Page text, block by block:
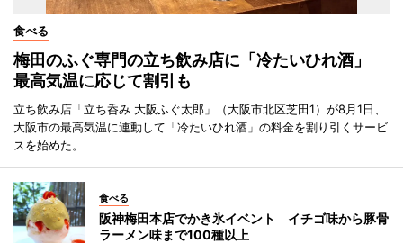
食べる
梅田のふぐ専門の立ち飲み店に「冷たいひれ酒」
最高気温に応じて割引も
立ち飲み店「立ち呑み 大阪ふぐ太郎」（大阪市北区芝田1）が8月1日、
大阪市の最高気温に連動して「冷たいひれ酒」の料金を割り引くサービ
スを始めた。
食べる
阪神梅田本店でかき氷イベント イチゴ味から豚骨
ラーメン味まで100種以上